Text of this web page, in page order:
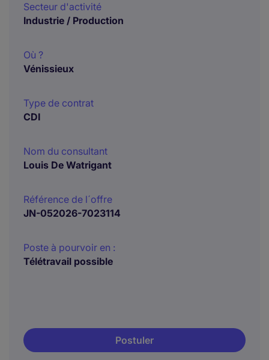
Secteur d'activité
Industrie / Production
Où ?
Vénissieux
Type de contrat
CDI
Nom du consultant
Louis De Watrigant
Référence de l´offre
JN-052026-7023114
Poste à pourvoir en :
Télétravail possible
Postuler